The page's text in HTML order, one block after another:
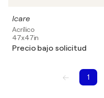
Icare
Acrílico
47x47in
Precio bajo solicitud
1